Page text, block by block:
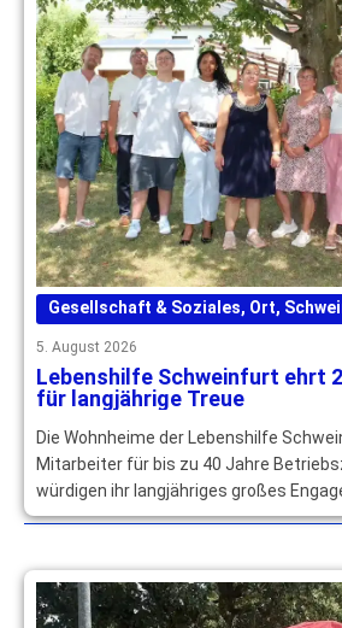
Gesellschaft & Soziales, Ort,
5. August 2026
Lebenshilfe Schweinfurt ehrt
für langjährige Treue
Die Wohnheime der Lebenshilfe
Mitarbeiter für bis zu 40 Jahre
würdigen ihr langjähriges großes